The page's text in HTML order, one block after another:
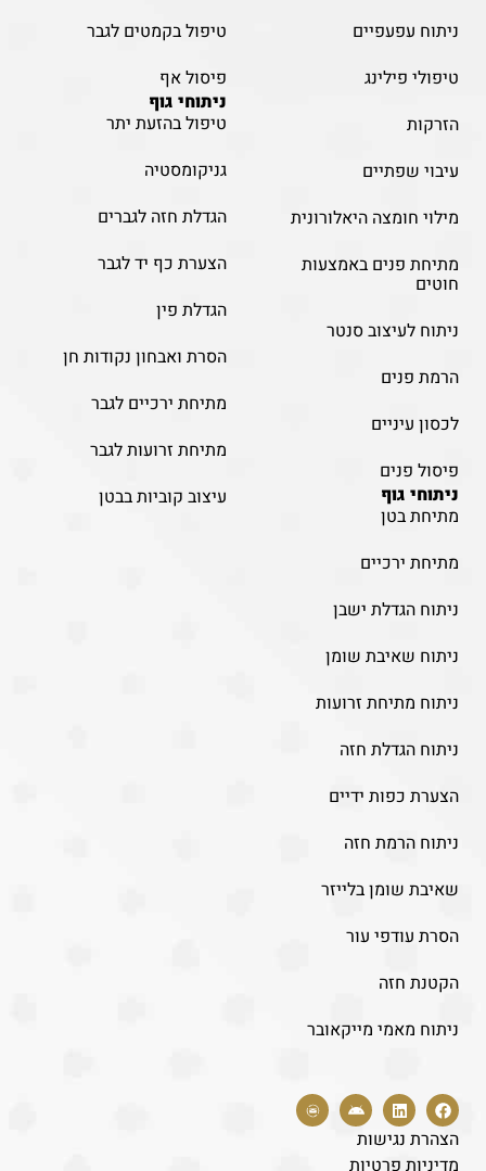
ניתוח עפעפיים
טיפולי פילינג
הזרקות
עיבוי שפתיים
מילוי חומצה היאלורונית
מתיחת פנים באמצעות
חוטים
ניתוח לעיצוב סנטר
הרמת פנים
לכסון עיניים
פיסול פנים
ניתוחי גוף
מתיחת בטן
מתיחת ירכיים
ניתוח הגדלת ישבן
ניתוח שאיבת שומן
ניתוח מתיחת זרועות
ניתוח הגדלת חזה
הצערת כפות ידיים
ניתוח הרמת חזה
שאיבת שומן בלייזר
הסרת עודפי עור
הקטנת חזה
ניתוח מאמי מייקאובר
הצהרת נגישות
טיפול בקמטים לגבר
פיסול אף
ניתוחי גוף
טיפול בהזעת יתר
גניקומסטיה
הגדלת חזה לגברים
הצערת כף יד לגבר
הגדלת פין
הסרת ואבחון נקודות חן
מתיחת ירכיים לגבר
מתיחת זרועות לגבר
עיצוב קוביות בבטן